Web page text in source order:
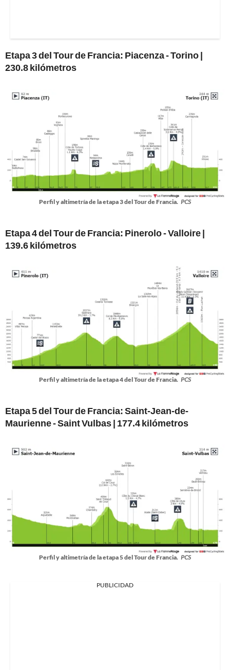
Etapa 3 del Tour de Francia: Piacenza - Torino |
230.8 kilómetros
Perfil y altimetría de la etapa 3 del Tour de Francia. PCS
Etapa 4 del Tour de Francia: Pinerolo - Valloire |
139.6 kilómetros
Perfil y altimetría de la etapa 4 del Tour de Francia. PCS
Etapa 5 del Tour de Francia:Saint-Jean-de-
Maurienne - Saint Vulbas | 177.4 kilómetros
Perfil y altimetría de la etapa 5 del Tour de Francia. PCS
PUBLICIDAD